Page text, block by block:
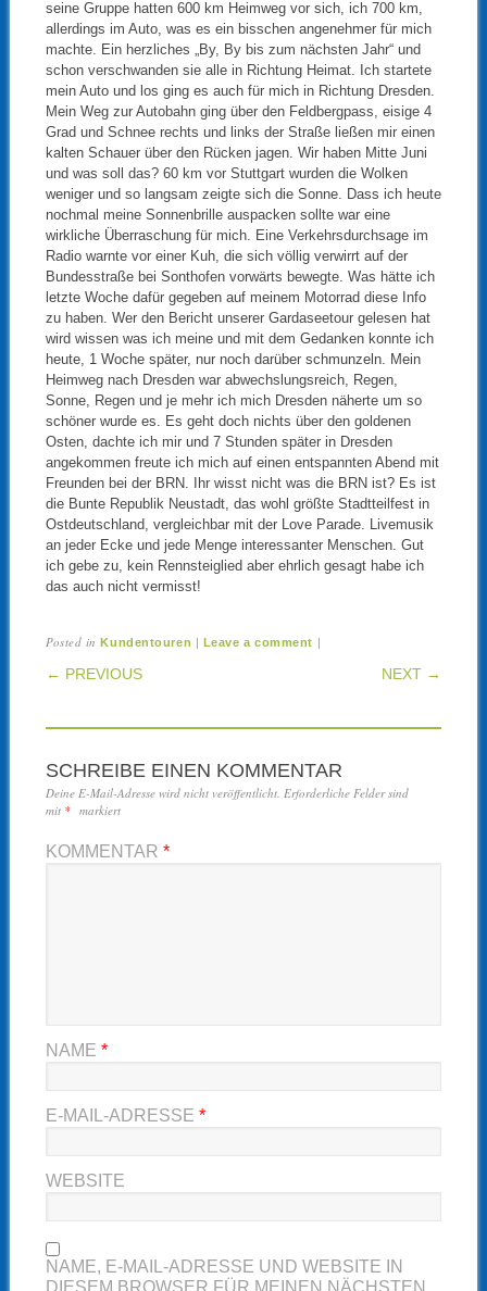
seine Gruppe hatten 600 km Heimweg vor sich, ich 700 km,
allerdings im Auto, was es ein bisschen angenehmer für mich
machte. Ein herzliches „By, By bis zum nächsten Jahr“ und
schon verschwanden sie alle in Richtung Heimat. Ich startete
mein Auto und los ging es auch für mich in Richtung Dresden.
Mein Weg zur Autobahn ging über den Feldbergpass, eisige 4
Grad und Schnee rechts und links der Straße ließen mir einen
kalten Schauer über den Rücken jagen. Wir haben Mitte Juni
und was soll das? 60 km vor Stuttgart wurden die Wolken
weniger und so langsam zeigte sich die Sonne. Dass ich heute
nochmal meine Sonnenbrille auspacken sollte war eine
wirkliche Überraschung für mich. Eine Verkehrsdurchsage im
Radio warnte vor einer Kuh, die sich völlig verwirrt auf der
Bundesstraße bei Sonthofen vorwärts bewegte. Was hätte ich
letzte Woche dafür gegeben auf meinem Motorrad diese Info
zu haben. Wer den Bericht unserer Gardaseetour gelesen hat
wird wissen was ich meine und mit dem Gedanken konnte ich
heute, 1 Woche später, nur noch darüber schmunzeln. Mein
Heimweg nach Dresden war abwechslungsreich, Regen,
Sonne, Regen und je mehr ich mich Dresden näherte um so
schöner wurde es. Es geht doch nichts über den goldenen
Osten, dachte ich mir und 7 Stunden später in Dresden
angekommen freute ich mich auf einen entspannten Abend mit
Freunden bei der BRN. Ihr wisst nicht was die BRN ist? Es ist
die Bunte Republik Neustadt, das wohl größte Stadtteilfest in
Ostdeutschland, vergleichbar mit der Love Parade. Livemusik
an jeder Ecke und jede Menge interessanter Menschen. Gut
ich gebe zu, kein Rennsteiglied aber ehrlich gesagt habe ich
das auch nicht vermisst!
Posted inKundentouren | Leave a comment |
POST NAVIGATION
← PREVIOUS NEXT →
SCHREIBE EINEN KOMMENTAR
Deine E-Mail-Adresse wird nicht veröffentlicht. Erforderliche Felder sind
mit * markiert
KOMMENTAR *
NAME *
E-MAIL-ADRESSE *
WEBSITE
NAME, E-MAIL-ADRESSE UND WEBSITE IN